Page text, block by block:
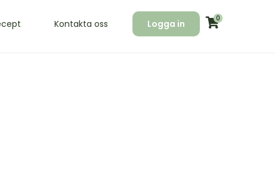
Kontakta oss Logga in 0